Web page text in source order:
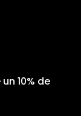
10% de